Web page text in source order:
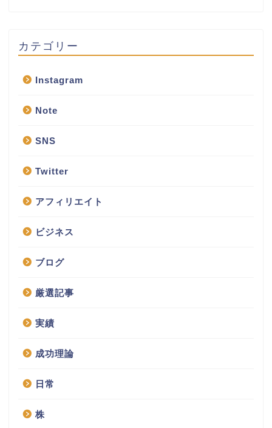
カテゴリー
Instagram
Note
SNS
Twitter
アフィリエイト
ビジネス
ブログ
厳選記事
実績
成功理論
日常
株